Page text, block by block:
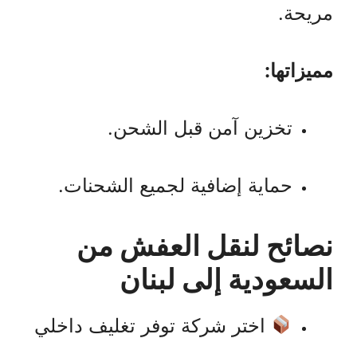
مريحة.
مميزاتها:
تخزين آمن قبل الشحن.
حماية إضافية لجميع الشحنات.
نصائح لنقل العفش من
السعودية إلى لبنان
اختر شركة توفر تغليف داخلي